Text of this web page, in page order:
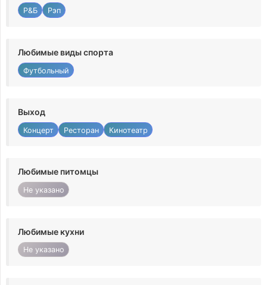
Р&Б Рэп
Любимые виды спорта
Футбольный
Выход
Концерт Ресторан Кинотеатр
Любимые питомцы
Не указано
Любимые кухни
Не указано